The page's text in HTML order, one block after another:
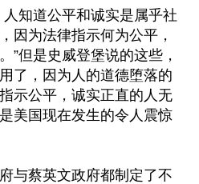
人知道公平和诚实是属乎社
因为法律指示何为公平，
”但是史威登堡说的这些，
了，因为人的道德堕落的
示公平，诚实正直的人无
美国现在发生的令人震惊
与蔡英文政府都制定了不